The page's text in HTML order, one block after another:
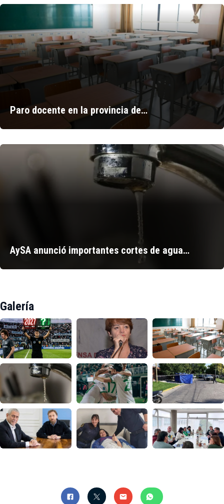
Paro docente en la provincia de…
AySA anunció importantes cortes de agua…
Galería